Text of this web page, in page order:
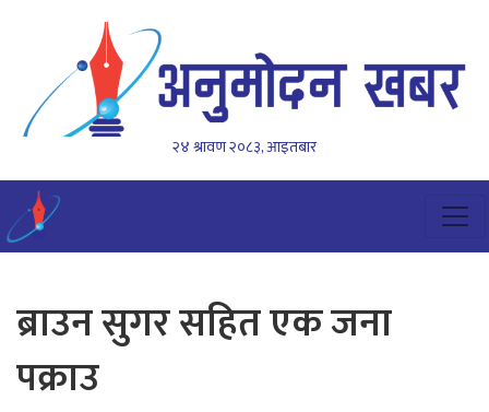
२४ श्रावण २०८३, आइतबार
ब्राउन सुगर सहित एक जना
पक्राउ